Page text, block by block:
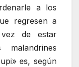
a los
regresen a
de estar
es, según